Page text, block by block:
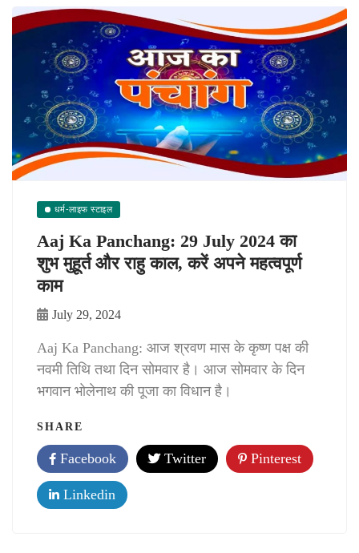
धर्म-लाइफ स्टाइल
Aaj Ka Panchang: 29 July 2024 का
शुभ मुहूर्त और राहु काल, करें अपने महत्वपूर्ण
काम
July 29, 2024
Aaj Ka Panchang: आज श्रवण मास के कृष्ण पक्ष की
नवमी तिथि तथा दिन सोमवार है। आज सोमवार के दिन
भगवान भोलेनाथ की पूजा का विधान है।
SHARE
Facebook Twitter Pinterest
Linkedin